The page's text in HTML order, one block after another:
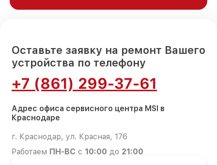
Оставьте заявку на ремонт Вашего
устройства по телефону
+7 (861) 299-37-61
Адрес офиса сервисного центра MSI в
Краснодаре
г. Краснодар, ул. Красная, 176
Работаем ПН-ВС с 10:00 до 21:00